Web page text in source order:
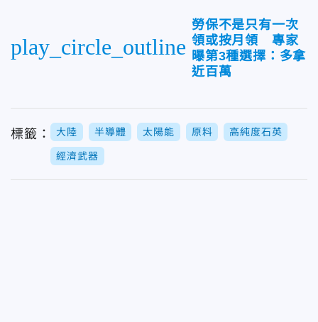
play_circle_outline
勞保不是只有一次
領或按月領 專家
曝第3種選擇：多拿
近百萬
標籤： 大陸 半導體 太陽能 原料 高純度石英
經濟武器